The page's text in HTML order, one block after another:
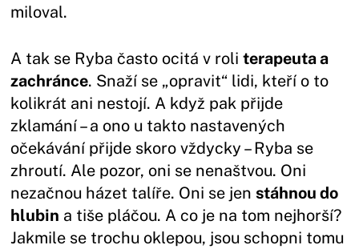
miloval.
A tak se Ryba často ocitá v roliterapeuta a
zachránce. Snaží se „opravit“ lidi, kteří o to
kolikrát ani nestojí. A když pak přijde
zklamání – a ono u takto nastavených
očekávání přijde skoro vždycky – Ryba se
zhroutí. Ale pozor, oni se nenaštvou. Oni
nezačnou házet talíře. Oni se jenstáhnou do
hlubin a tiše pláčou. A co je na tom nejhorší?
Jakmile se trochu oklepou, jsou schopni tomu